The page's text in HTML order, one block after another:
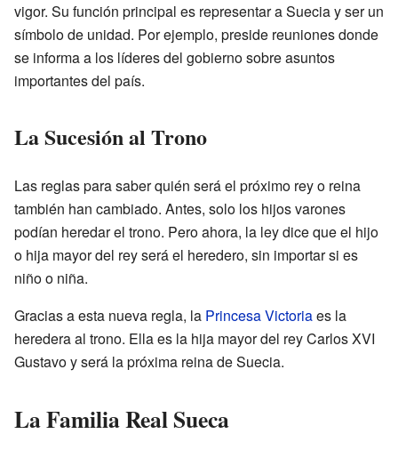
vigor. Su función principal es representar a Suecia y ser un
símbolo de unidad. Por ejemplo, preside reuniones donde
se informa a los líderes del gobierno sobre asuntos
importantes del país.
La Sucesión al Trono
Las reglas para saber quién será el próximo rey o reina
también han cambiado. Antes, solo los hijos varones
podían heredar el trono. Pero ahora, la ley dice que el hijo
o hija mayor del rey será el heredero, sin importar si es
niño o niña.
Gracias a esta nueva regla, la Princesa Victoriaes la
heredera al trono. Ella es la hija mayor del rey Carlos XVI
Gustavo y será la próxima reina de Suecia.
La Familia Real Sueca